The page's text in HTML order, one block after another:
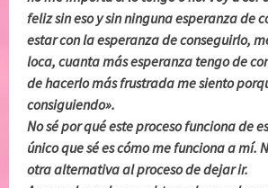
feliz sin eso y sin ninguna esperanza de
estar con la esperanza de conseguirlo,
loca, cuanta más esperanza tengo de
de hacerlo más frustrada me siento
consiguiendo».
No sé por qué este proceso funciona de
único que sé es cómo me funciona a mí.
otra alternativa al proceso de dejar ir.